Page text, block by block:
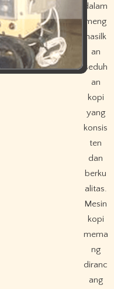
dalam
meng
hasilk
an
seduh
an
kopi
yang
konsis
ten
dan
berku
alitas.
Mesin
kopi
mema
ng
diranc
ang